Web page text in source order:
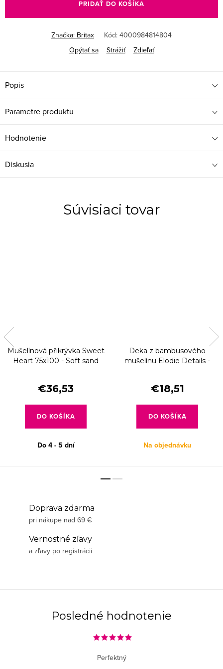
PRIDAŤ DO KOŠÍKA
Značka: Britax Kód: 4000984814804
Opýtať sa
Strážiť Zdieľať
Popis
Parametre produktu
Hodnotenie
Diskusia
Súvisiaci tovar
Mušelínová přikrývka Sweet
Heart 75x100 - Soft sand
€36,53
DO KOŠÍKA
Do 4 - 5 dní
Deka z bambusového
mušelínu Elodie Details -
€18,51
DO KOŠÍKA
Na objednávku
Doprava zdarma
pri nákupe nad 69 €
Vernostné zľavy
a zľavy po registrácii
Posledné hodnotenie
Perfektný